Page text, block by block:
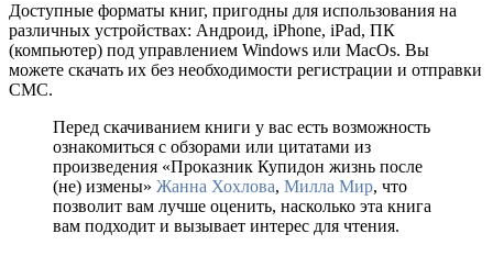
Доступные форматы книг, пригодны для использования на
различных устройствах: Андроид, iPhone, iPad, ПК
(компьютер) под управлением Windows или MacOs. Вы
можете скачать их без необходимости регистрации и отправки
СМС.
Перед скачиванием книги у вас есть возможность
ознакомиться с обзорами или цитатами из
произведения «Проказник Купидон жизнь после
(не) измены» Жанна Хохлова, Милла Мир, что
позволит вам лучше оценить, насколько эта книга
вам подходит и вызывает интерес для чтения.